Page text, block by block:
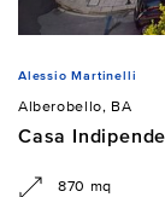
Alessio Martinelli
Alberobello, BA
Casa
870 mq